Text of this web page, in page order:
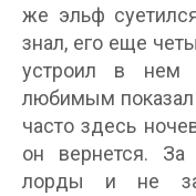
же эльф
знал, его еще
устроил в нем
любимым показал
часто здесь
он вернется. За
лорды и не